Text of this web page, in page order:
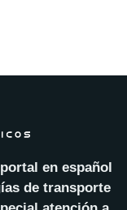
en español
de transporte